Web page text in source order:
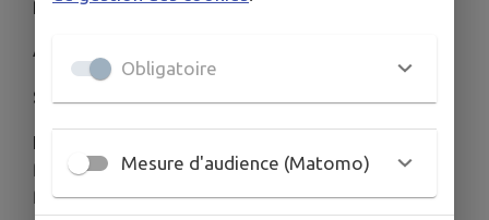
Avec Jean Lefebvre, Dany Carel, Bernard Blier
Synopsis
Inspiré du roman
film offre à Jean Lefebvre le rôle principal d'un
film pour la première fois de sa carrière.
Obligatoire
Mesure d'audience (Matomo)